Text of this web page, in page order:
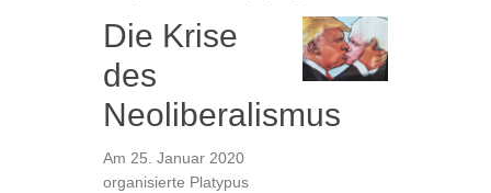
Die Krise
des
Neoliberalismus
Am 25. Januar 2020
organisierte Platypus